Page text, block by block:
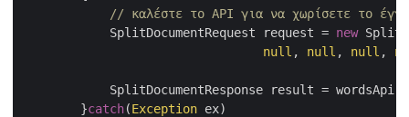
// καλέστε το API για να χωρίσετε το
            SplitDocumentRequest request =
new
null , null , null ,
        }
catch(Exception ex)